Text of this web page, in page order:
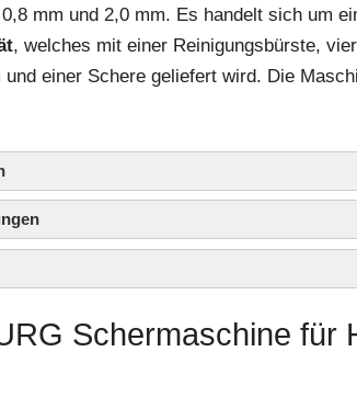
mm und 2,0 mm. Es handelt sich um
, welches mit einer Reinigungsbürste, vier
einer Schere geliefert wird. Die
Schermaschine für